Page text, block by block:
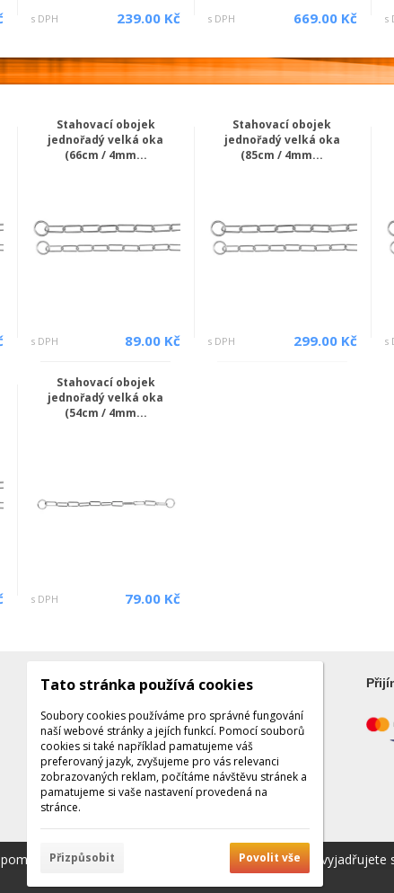
s DPH 239.00 Kč s DPH 669.00 Kč s
Stahovací obojek
jednořadý velká oka
(66cm / 4mm...
s DPH 89.00 Kč
Stahovací obojek
jednořadý velká oka
(85cm / 4mm...
s DPH 299.00 Kč s
Stahovací obojek
jednořadý velká oka
(54cm / 4mm...
s DPH 79.00 Kč
Kontakty
Kontaktujte nás
Tel.: +420 608 141 224
Po - Pá: 9:00 - 16:00
Facebook
poskytovat služby. Používáním našich služeb vyjadřujete
Tato stránka používá cookies
Soubory cookies používáme pro správné fungování
naší webové stránky a jejích funkcí. Pomocí souborů
cookies si také například pamatujeme váš
preferovaný jazyk, zvyšujeme pro vás relevanci
zobrazovaných reklam, počítáme návštěvu stránek a
pamatujeme si vaše nastavení provedená na
stránce.
Přizpůsobit Povolit vše